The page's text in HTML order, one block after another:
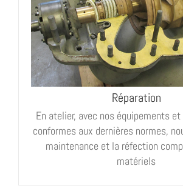
Réparation
En atelier, avec nos équipements
conformes aux dernières normes,
maintenance et la réfection
matériels
moteurs Brushless, moteurs
moteurs à rotor plat, moteurs
tension, servomoteurs, moteurs-
levage, pompe à vide,
électropompes industrielles,
pompes de forage, pompes
de relevage, pompes
d’épuration, agitateurs,
motoréducteurs coaxiaux,
refroidissement, roues et vis sans
transformateurs HT ou BT, enrobés,